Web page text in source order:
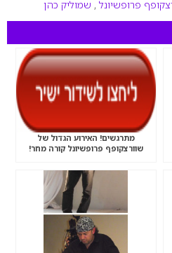
פרופשיונל , שמוליק כהן
מתרגשים! האירוע הגדול של
שוורצקופף פרופשיונל קורה מחר!